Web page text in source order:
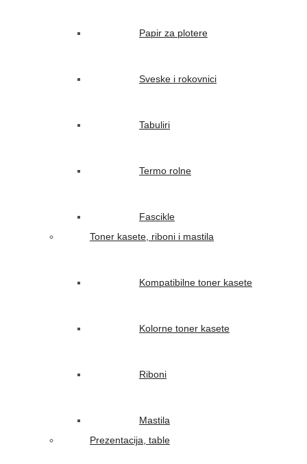
Papir za plotere
Sveske i rokovnici
Tabuliri
Termo rolne
Fascikle
Toner kasete, riboni i mastila
Kompatibilne toner kasete
Kolorne toner kasete
Riboni
Mastila
Prezentacija, table